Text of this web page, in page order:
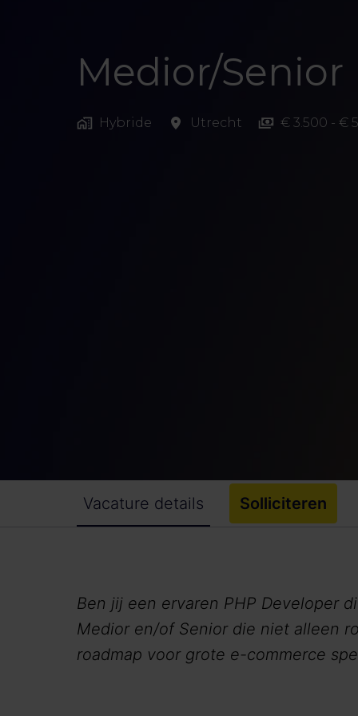
Medior/Senior
Hybride Utrecht € 3.500 - €
Vacature details Solliciteren
Ben jij een ervaren PHP Developer
Medior en/of Senior die niet alleen
roadmap voor grote e-commerce